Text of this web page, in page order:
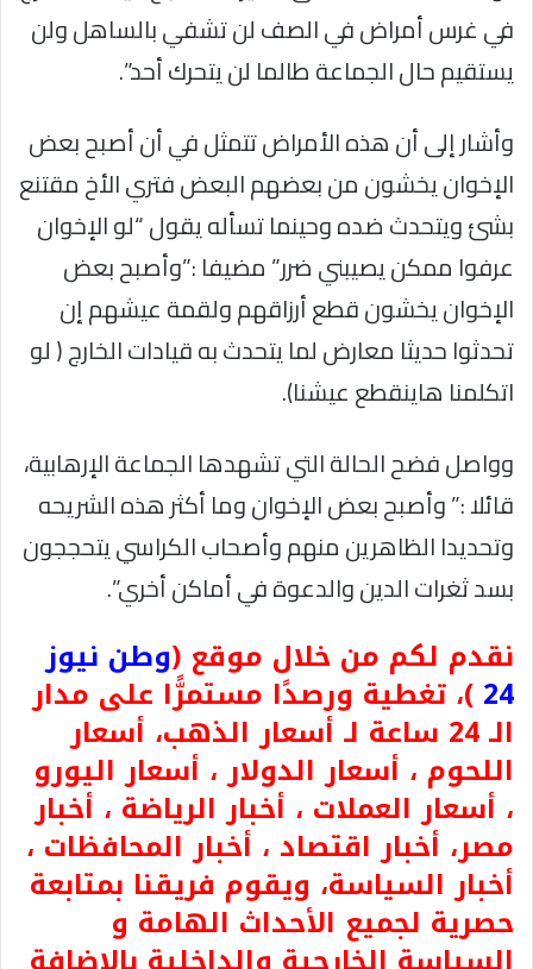
في غرس أمراض في الصف لن تشفي بالساهل ولن
يستقيم حال الجماعة طالما لن يتحرك أحد”.
وأشار إلى أن هذه الأمراض تتمثل في أن أصبح بعض
الإخوان يخشون من بعضهم البعض فتري الأخ مقتنع
بشئ ويتحدث ضده وحينما تسأله يقول “لو الإخوان
عرفوا ممكن يصيبني ضرر” مضيفا :”وأصبح بعض
الإخوان يخشون قطع أرزاقهم ولقمة عيشهم إن
تحدثوا حديثا معارض لما يتحدث به قيادات الخارج ( لو
اتكلمنا هاينقطع عيشنا).
وواصل فضح الحالة التي تشهدها الجماعة الإرهابية،
قائلا :” وأصبح بعض الإخوان وما أكثر هذه الشريحه
وتحديدا الظاهرين منهم وأصحاب الكراسي يتحججون
بسد ثغرات الدين والدعوة في أماكن أخري”.
نقدم لكم من خلال موقع (وطن نيوز
24 )، تغطية ورصدًا مستمرًّا على مدار
الـ 24 ساعة لـ أسعار الذهب، أسعار
اللحوم ، أسعار الدولار ، أسعار اليورو
، أسعار العملات ، أخبار الرياضة ، أخبار
مصر، أخبار اقتصاد ، أخبار المحافظات ،
أخبار السياسة، ويقوم فريقنا بمتابعة
حصرية لجميع الأحداث الهامة و